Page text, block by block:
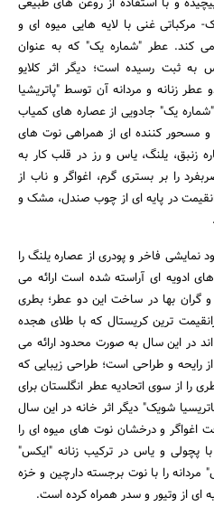
پیچیده و با استفاده از روغن های طبیعی
مرکباتی غنی با لایه هایی میوه ای و
کند. عطر "شماره یک" که به عنوان
به ثبت رسیده است؛ دیگر اثر کلایو
زنانه و مردانه آن توسط "پاتریشیا
یک" جادویی از عصاره های کمیاب
مسحور کننده ای از همراهی نوت های
زنبق، یلنگ، یاس و رز در قلب کار به
را بر بستری گرم، اغواگر و ناب از
در پایه ای از چوب صندل، مشک و
نمایشی فاخر و پودری از عصاره یلنگ را
ادویه ای آراسته شده است ارائه می
و گران بها در ساخت این دو عطر؛ بطری
ترین کریستال که با طلای هجده
در این سال به صورت محدود ارائه می
رایحه و طراحی است؛ طراحی زیبایی که
بطری را از سوی اتحادیه عطر انگلستان برای
شویک" دیگر اثر خانه در این سال
اغواگر و درخشان نوت های میوه ای را
پچولی و یاس در ترکیب زنانه "ایکس"
را با نوت برجسته دارچین و خزه
ای از وتیور و سدر همراه کرده است.